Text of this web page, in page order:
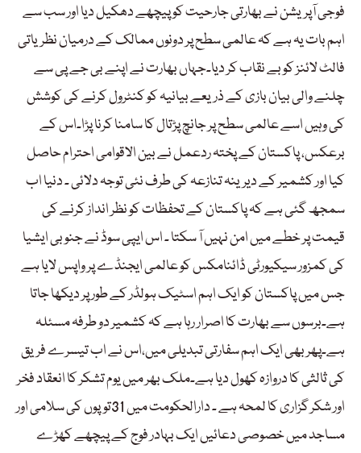
فوجی آپریشن نے بھارتی جارحیت کو پیچھے دھکیل دیا اور سب سے
اہم بات یہ ہے کہ عالمی سطح پر دونوں ممالک کے درمیان نظریاتی
فالٹ لائنز کو بے نقاب کر دیا۔جہاں بھارت نے اپنے بی جے پی سے
چلنے والی بیان بازی کے ذریعے بیانیہ کو کنٹرول کرنے کی کوشش
کی وہیں اسے عالمی سطح پر جانچ پڑتال کا سامنا کرنا پڑا۔اس کے
برعکس، پاکستان کے پختہ ردعمل نے بین الاقوامی احترام حاصل
کیا اور کشمیر کے دیرینہ تنازعہ کی طرف نئی توجہ دلائی ۔ دنیا اب
سمجھ گئی ہے کہ پاکستان کے تحفظات کو نظر انداز کرنے کی
قیمت پر خطے میں امن نہیں آ سکتا ۔ اس ایپی سوڈ نے جنوبی ایشیا
کی کمزور سیکیورٹی ڈائنامکس کو عالمی ایجنڈے پر واپس لایا ہے
جس میں پاکستان کو ایک اہم اسٹیک ہولڈر کے طور پر دیکھا جاتا
ہے۔برسوں سے بھارت کا اصرار رہا ہے کہ کشمیر دو طرفہ مسئلہ
ہے۔پھر بھی ایک اہم سفارتی تبدیلی میں،اس نے اب تیسرے فریق
کی ثالثی کا دروازہ کھول دیا ہے۔ملک بھر میں یوم تشکر کا انعقاد فخر
اور شکر گزاری کا لمحہ ہے ۔ دارالحکومت میں 31توپوں کی سلامی اور
مساجد میں خصوصی دعائیں ایک بہادر فوج کے پیچھے کھڑے